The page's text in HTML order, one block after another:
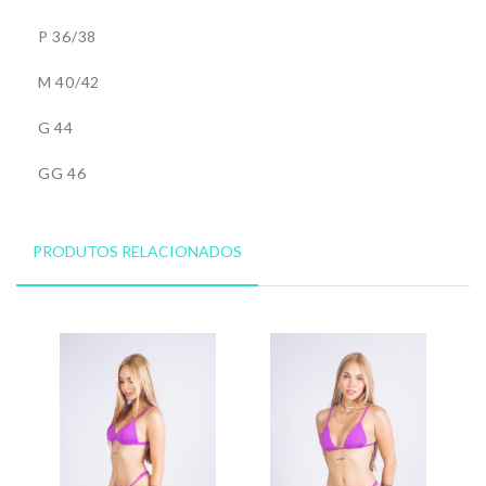
P 36/38
M 40/42
G 44
GG 46
PRODUTOS RELACIONADOS